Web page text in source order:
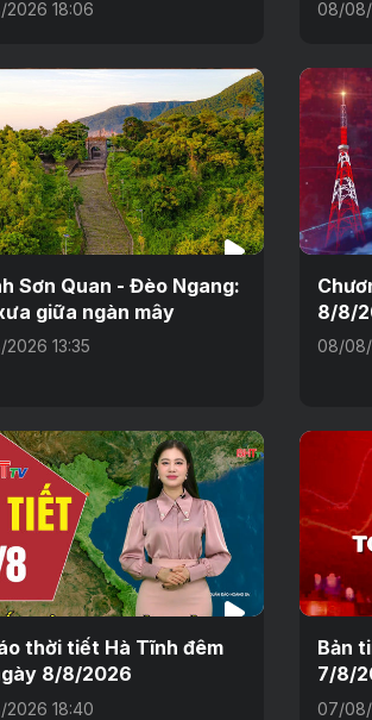
18:06 08/08/
Sơn Quan - Đèo Ngang:
giữa ngàn mây
13:35
8/8/
08/08/
thời tiết Hà Tĩnh đêm
8/8/2026
18:40
Bản
7/8/
07/08/